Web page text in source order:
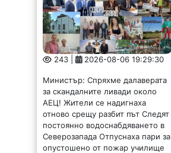
243 | 2026-08-06 19:29:30
Министър: Спряхме далаверата
за скандалните ливади около
АЕЦ! Жители се надигнаха
отново срещу разбит път Следят
постоянно водоснабдяването в
Северозапада Отпуснаха пари за
опустошено от пожар училище